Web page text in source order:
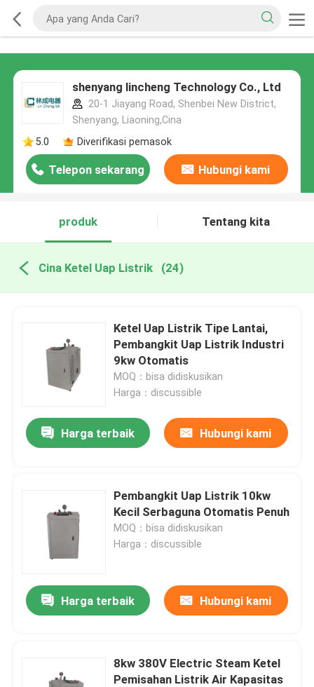
shenyang lincheng Technology Co., Ltd
20-1 Jiayang Road, Shenbei New District,
Shenyang, Liaoning,Cina
5.0
Diverifikasi pemasok
Telepon sekarang Hubungi kami
produk Tentang kita
Cina Ketel Uap Listrik (24)
Ketel Uap Listrik Tipe Lantai,
Pembangkit Uap Listrik Industri
9kw Otomatis
MOQ：bisa didiskusikan
Harga：discussible
Harga terbaik Hubungi kami
Pembangkit Uap Listrik 10kw
Kecil Serbaguna Otomatis Penuh
MOQ：bisa didiskusikan
Harga：discussible
Harga terbaik Hubungi kami
8kw 380V Electric Steam Ketel
Pemisahan Listrik Air Kapasitas